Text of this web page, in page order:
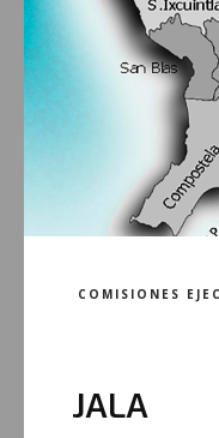
COMISIONES
JALA